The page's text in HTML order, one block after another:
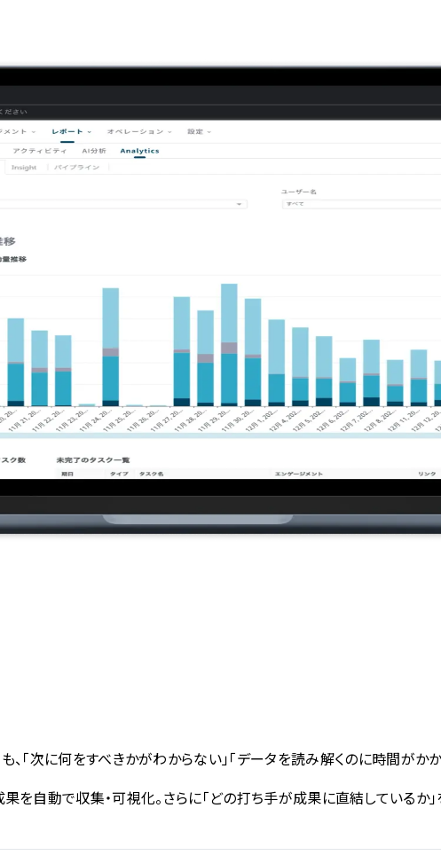
次に何をすべきかがわからない」「データを読み解くのに時間がかか
動で収集・可視化。さらに「どの打ち手が成果に直結しているか